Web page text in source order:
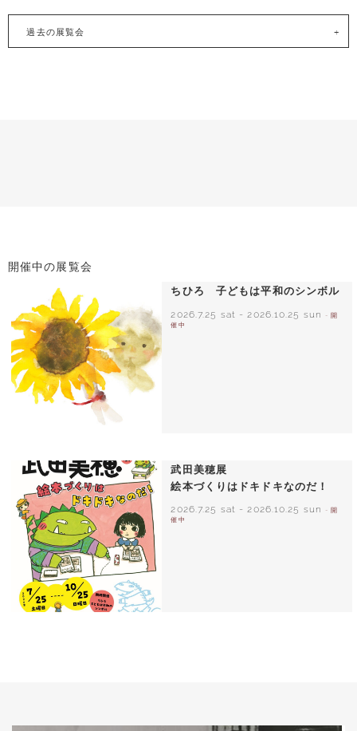
過去の展覧会
開催中の展覧会
ちひろ 子どもは平和のシンボル
2026.7.25 sat - 2026.10.25 sun
- 開
催中
武田美穂展
絵本づくりはドキドキなのだ！
2026.7.25 sat -2026.10.25 sun
- 開
催中